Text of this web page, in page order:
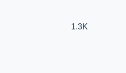
1.3K